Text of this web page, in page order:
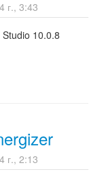
г., 3:43
Studio 10.0.8
г., 2:13